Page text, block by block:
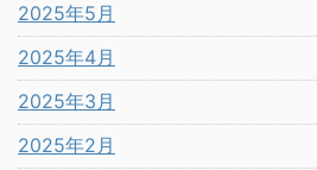
2025年5月
2025年4月
2025年3月
2025年2月